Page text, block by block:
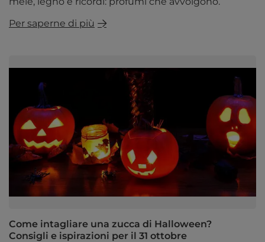
Per saperne di più
Come intagliare una zucca di Halloween?
Consigli e ispirazioni per il 31 ottobre